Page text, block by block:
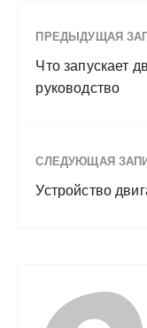
ПРЕДЫДУЩАЯ
Что запускает
руководство
СЛЕДУЮЩАЯ
Устройство